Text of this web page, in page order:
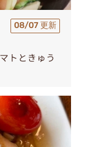
08/07 更新
トときゅう